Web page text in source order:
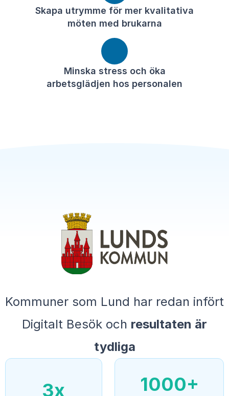
Skapa utrymme för mer kvalitativa
möten med brukarna
Minska stress och öka
arbetsglädjen hos personalen
Kommuner som Lund har redan infört
Digitalt Besök och resultaten är
tydliga
3x 1000+